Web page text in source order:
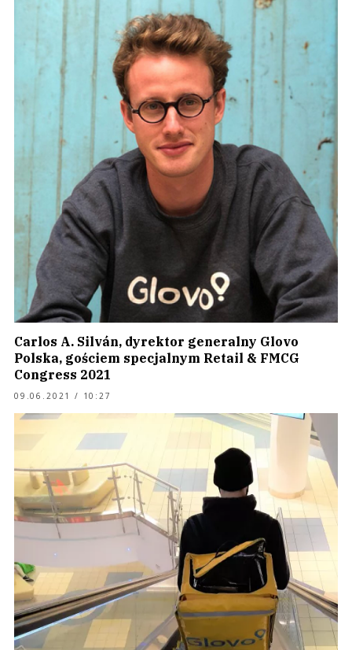
Carlos A. Silván, dyrektor generalny Glovo
Polska, gościem specjalnym Retail & FMCG
Congress 2021
09.06.2021 / 10:27